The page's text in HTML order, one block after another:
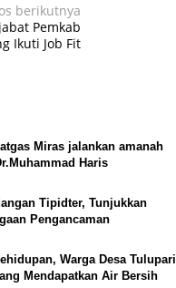
berikutnya
Pemkab
Ikuti Job Fit
Miras jalankan amanah
Haris
Tipidter, Tunjukkan
Pengancaman
Warga Desa Tulupari
Mendapatkan Air Bersih